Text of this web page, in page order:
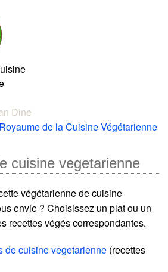
Dine
de la Cuisine Végétarienne
cuisine vegetarienne
végétarienne de cuisine
envie ? Choisissez un plat ou un
recettes végés correspondantes.
de cuisine vegetarienne (recettes